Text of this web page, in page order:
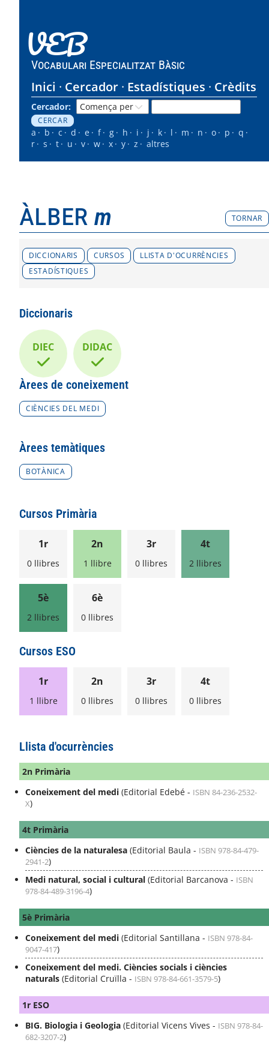
VEB
Vocabulari Especialitzat Bàsic
Inici Cercador Estadístiques Crèdits
Cercador:
a b c d e f g h i j k l m n o p
q
r
s t u v w x y z altres
àlber m TORNAR
DICCIONARIS CURSOS
LLISTA D'OCURRÈNCIES
ESTADÍSTIQUES
Diccionaris
DIEC DIDAC
Àrees de coneixement
CIÈNCIES DEL MEDI
Àrees temàtiques
BOTÀNICA
Cursos Primària
1r
0 llibres
2n
1 llibre
3r
0 llibres
4t
2 llibres
5è
2 llibres
6è
0 llibres
Cursos ESO
1r
1 llibre
2n
0 llibres
3r
0 llibres
4t
0 llibres
Llista d'ocurrències
2n Primària
Coneixement del medi (Editorial Edebé - ISBN 84-236-2532-
X)
4t Primària
Ciències de la naturalesa (Editorial Baula - ISBN 978-84-479-
2941-2)
Medi natural, social i cultural (Editorial Barcanova - ISBN
978-84-489-3196-4)
5è Primària
Coneixement del medi (Editorial Santillana - ISBN 978-84-
9047-417)
Coneixement del medi. Ciències socials i ciències
naturals (Editorial Cruïlla - ISBN 978-84-661-3579-5)
1r ESO
BIG. Biologia i Geologia (Editorial Vicens Vives - ISBN 978-84-
682-3207-2)